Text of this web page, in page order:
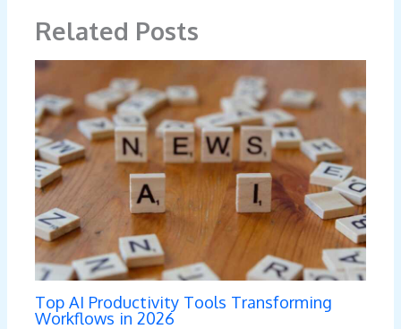
Related Posts
Top AI Productivity Tools Transforming
Workflows in 2026